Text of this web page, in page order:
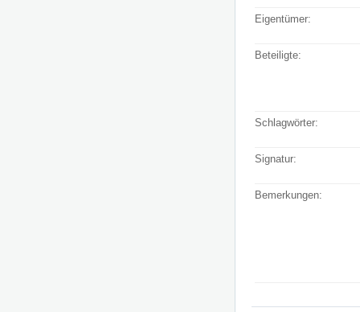
Eigentümer:
Beteiligte:
Schlagwörter:
Signatur:
Bemerkungen: